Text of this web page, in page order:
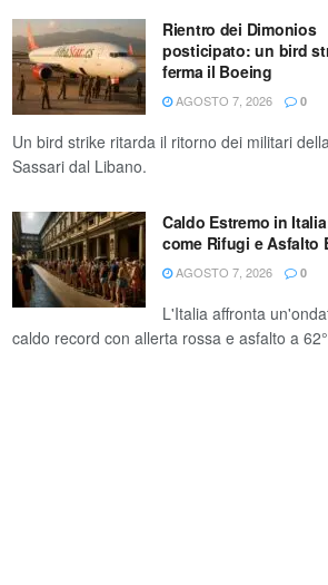
Rientro dei Dimonios
posticipato: un bird
ferma il Boeing
AGOSTO 7, 2026 0
Un bird strike ritarda il ritorno dei militari
Sassari dal Libano.
Caldo Estremo in
come Rifugi e Asfalto
AGOSTO 7, 2026 0
L'Italia affronta
caldo record con allerta rossa e asfalto a